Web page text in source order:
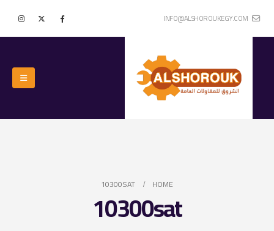
INFO@ALSHOROUKEGY.COM
HOME
10300SAT
10300sat